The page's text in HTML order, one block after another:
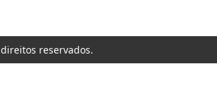
reservados.